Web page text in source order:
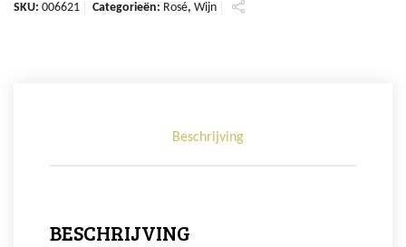
SKU: 006621 Categorieën: Rosé, Wijn
Beschrijving
BESCHRIJVING